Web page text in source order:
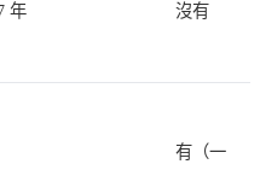
年 沒有
有（一